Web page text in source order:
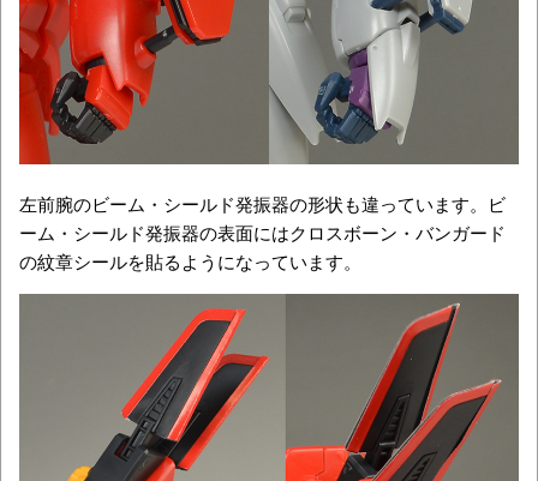
左前腕のビーム・シールド発振器の形状も違っています。ビ
ーム・シールド発振器の表面にはクロスボーン・バンガード
の紋章シールを貼るようになっています。